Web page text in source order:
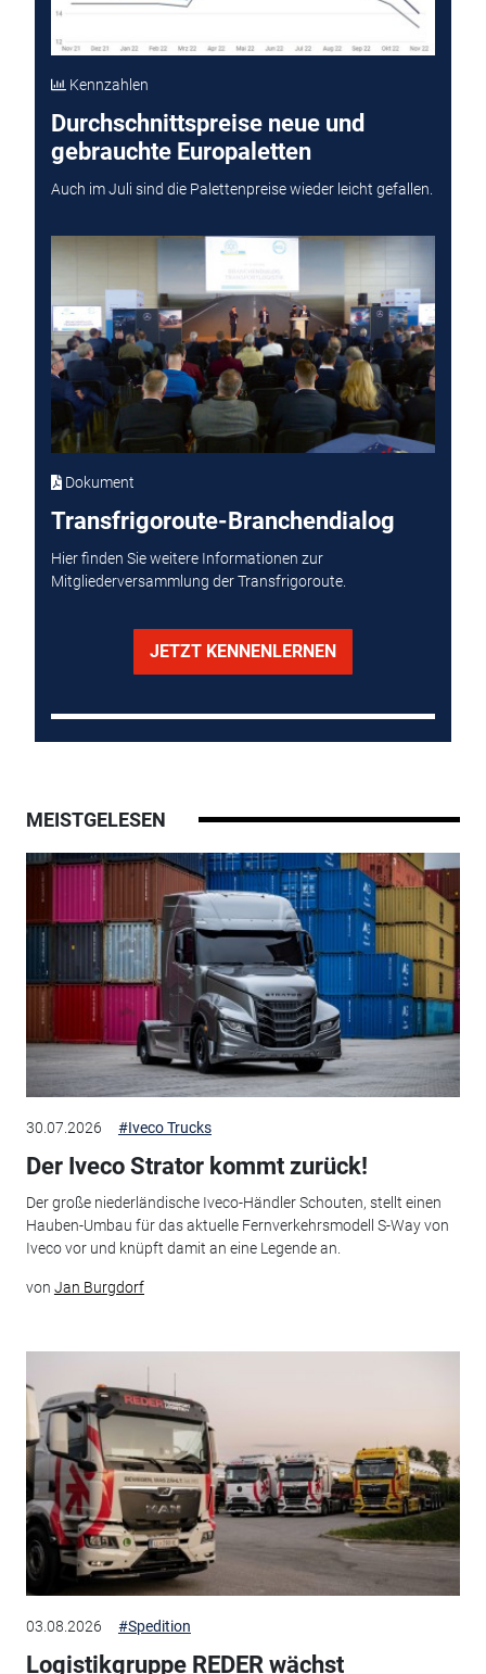
Kennzahlen
Durchschnittspreise neue und
gebrauchte Europaletten
Auch im Juli sind die Palettenpreise wieder leicht gefallen.
Dokument
Transfrigoroute-Branchendialog
Hier finden Sie weitere Informationen zur
Mitgliederversammlung der Transfrigoroute.
JETZT KENNENLERNEN
MEISTGELESEN
30.07.2026 #Iveco Trucks
Der Iveco Strator kommt zurück!
Der große niederländische Iveco-Händler Schouten, stellt einen
Hauben-Umbau für das aktuelle Fernverkehrsmodell S-Way von
Iveco vor und knüpft damit an eine Legende an.
von Jan Burgdorf
03.08.2026 #Spedition
Logistikgruppe REDER wächst